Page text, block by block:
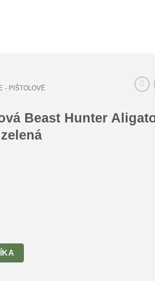
- PIŠTOLOVÉ
Beast Hunter